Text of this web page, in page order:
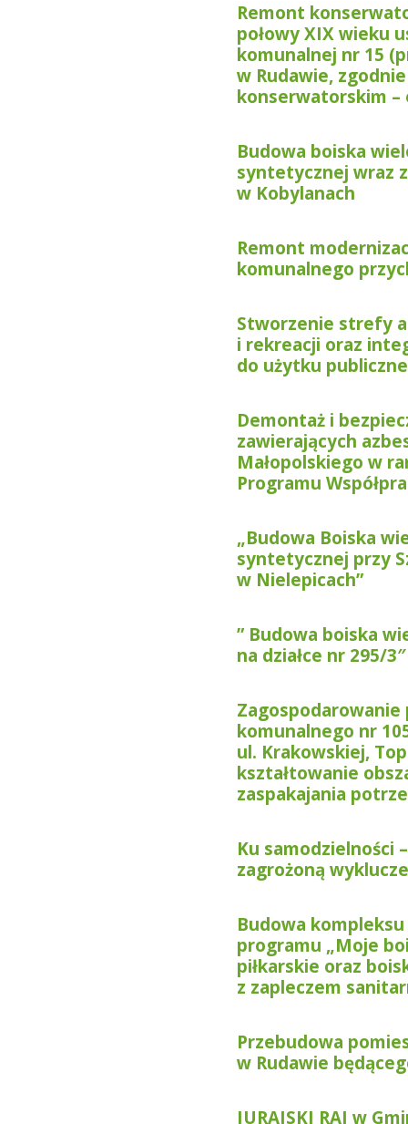
Remont
połowy XIX wieku
komunalnej nr 15
w Rudawie,
konserwatorskim –
Budowa boiska
syntetycznej wraz
w Kobylanach
Remont
komunalnego
Stworzenie strefy
i rekreacji oraz
do użytku
Demontaż i
zawierających
Małopolskiego w
Programu
„Budowa Boiska
syntetycznej przy
w Nielepicach”
” Budowa boiska
na działce nr 295/3″
Zagospodarowanie
komunalnego nr
ul. Krakowskiej,
kształtowanie
zaspakajania
Ku samodzielności
zagrożoną
Budowa
programu „Moje
piłkarskie oraz
z zapleczem
Przebudowa
w Rudawie
JURAJSKI RAJ w